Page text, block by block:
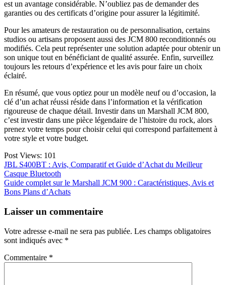
est un avantage considérable. N’oubliez pas de demander des
garanties ou des certificats d’origine pour assurer la légitimité.
Pour les amateurs de restauration ou de personnalisation, certains
studios ou artisans proposent aussi des JCM 800 reconditionnés ou
modifiés. Cela peut représenter une solution adaptée pour obtenir un
son unique tout en bénéficiant de qualité assurée. Enfin, surveillez
toujours les retours d’expérience et les avis pour faire un choix
éclairé.
En résumé, que vous optiez pour un modèle neuf ou d’occasion, la
clé d’un achat réussi réside dans l’information et la vérification
rigoureuse de chaque détail. Investir dans un Marshall JCM 800,
c’est investir dans une pièce légendaire de l’histoire du rock, alors
prenez votre temps pour choisir celui qui correspond parfaitement à
votre style et votre budget.
Post Views: 101
Navigation
de
l’article
JBL S400BT : Avis, Comparatif et Guide d’Achat du Meilleur
Casque Bluetooth
Guide complet sur le Marshall JCM 900 : Caractéristiques, Avis et
Bons Plans d’Achats
Laisser un commentaire
Votre adresse e-mail ne sera pas publiée. Les champs obligatoires
sont indiqués avec *
Commentaire *